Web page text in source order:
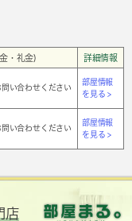
・礼金) 詳細情報
い合わせください
部屋情報
を見る >
い合わせください
部屋情報
を見る >
店